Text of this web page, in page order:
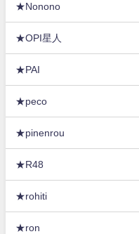
★Nonono
★OPI星人
★PAI
★peco
★pinenrou
★R48
★rohiti
★ron